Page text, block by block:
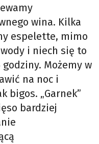
wina. Kilka
espelette, mimo
i niech się to
Możemy w
na noc i
bigos. „Garnek”
bardziej